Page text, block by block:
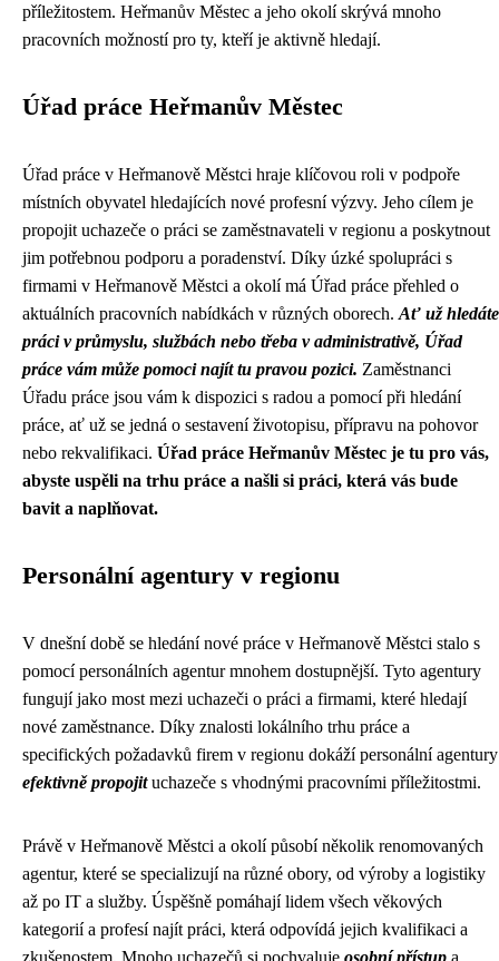
příležitostem. Heřmanův Městec a jeho okolí skrývá mnoho
pracovních možností pro ty, kteří je aktivně hledají.
Úřad práce Heřmanův Městec
Úřad práce v Heřmanově Městci hraje klíčovou roli v podpoře
místních obyvatel hledajících nové profesní výzvy. Jeho cílem je
propojit uchazeče o práci se zaměstnavateli v regionu a poskytnout
jim potřebnou podporu a poradenství. Díky úzké spolupráci s
firmami v Heřmanově Městci a okolí má Úřad práce přehled o
aktuálních pracovních nabídkách v různých oborech. Ať už hledáte
práci v průmyslu, službách nebo třeba v administrativě, Úřad
práce vám může pomoci najít tu pravou pozici. Zaměstnanci
Úřadu práce jsou vám k dispozici s radou a pomocí při hledání
práce, ať už se jedná o sestavení životopisu, přípravu na pohovor
nebo rekvalifikaci. Úřad práce Heřmanův Městec je tu pro vás,
abyste uspěli na trhu práce a našli si práci, která vás bude
bavit a naplňovat.
Personální agentury v regionu
V dnešní době se hledání nové práce v Heřmanově Městci stalo s
pomocí personálních agentur mnohem dostupnější. Tyto agentury
fungují jako most mezi uchazeči o práci a firmami, které hledají
nové zaměstnance. Díky znalosti lokálního trhu práce a
specifických požadavků firem v regionu dokáží personální agentury
efektivně propojituchazeče s vhodnými pracovními příležitostmi.
Právě v Heřmanově Městci a okolí působí několik renomovaných
agentur, které se specializují na různé obory, od výroby a logistiky
až po IT a služby. Úspěšně pomáhají lidem všech věkových
kategorií a profesí najít práci, která odpovídá jejich kvalifikaci a
zkušenostem. Mnoho uchazečů si pochvaluje osobní přístup a